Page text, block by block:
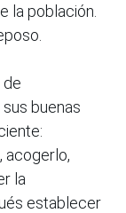
la población.
de
buenas
acogerlo,
la
establecer